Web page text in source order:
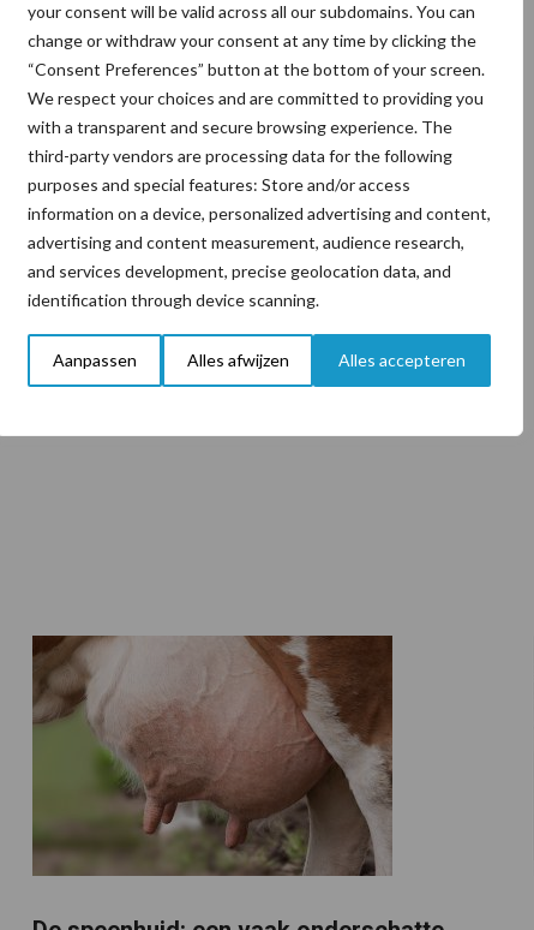
your consent will be valid across all our subdomains. You can
change or withdraw your consent at any time by clicking the
“Consent Preferences” button at the bottom of your screen.
We respect your choices and are committed to providing you
with a transparent and secure browsing experience. The
third-party vendors are processing data for the following
purposes and special features: Store and/or access
information on a device, personalized advertising and content,
advertising and content measurement, audience research,
and services development, precise geolocation data, and
identification through device scanning.
Aanpassen Alles afwijzen Alles accepteren
op de derogatie, hoe moet er dan gehandeld
te gebruiken. Fosfaat uit kunstmest is niet
zoals Crystal Green zijn wel mogelijk, ook al is
het heeft geen gevolgen voor het gebruiken van
dat de voorwaarden voor derogatie
hoort Crystal Green bij.